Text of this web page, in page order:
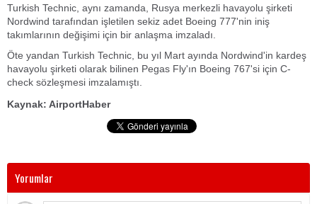
Turkish Technic, aynı zamanda, Rusya merkezli havayolu şirketi
Nordwind tarafından işletilen sekiz adet Boeing 777'nin iniş
takımlarının değişimi için bir anlaşma imzaladı.
Öte yandan Turkish Technic, bu yıl Mart ayında Nordwind'in kardeş
havayolu şirketi olarak bilinen Pegas Fly'ın Boeing 767'si için C-
check sözleşmesi imzalamıştı.
Kaynak: AirportHaber
Yorumlar